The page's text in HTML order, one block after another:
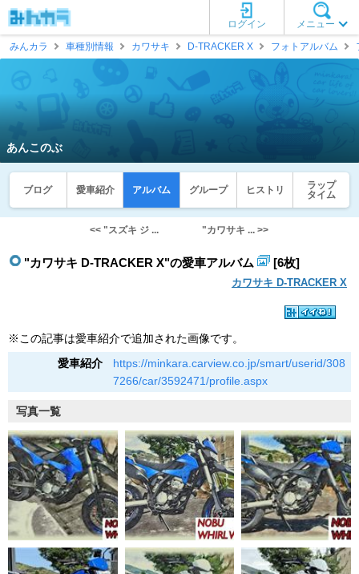
メニュー
ログイン
みんカラ
車種別情報 カワサキ D-TRACKER X フォトアルバム
あんこのぶ
ブログ 愛車紹介 アルバム グループ ヒストリ
ラップ
タイム
<< "スズキ ジ ... "カワサキ ... >>
"カワサキ D-TRACKER X"の愛車アルバム [6枚]
カワサキ D-TRACKER X
※この記事は愛車紹介で追加された画像です。
愛車紹介
https://minkara.carview.co.jp/smart/userid/308
7266/car/3592471/profile.aspx
写真一覧